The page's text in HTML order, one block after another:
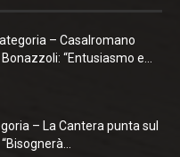
– Casalromano
“Entusiasmo e...
– La Cantera punta sul